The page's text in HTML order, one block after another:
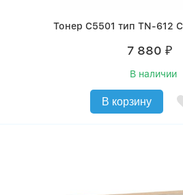
Тонер C5501 тип TN-612
7 880 ₽
В наличии
В корзину